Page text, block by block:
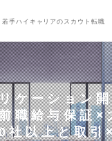
若手ハイキャリアのスカウト転職
ケーション
職給与保証×
社以上と取引